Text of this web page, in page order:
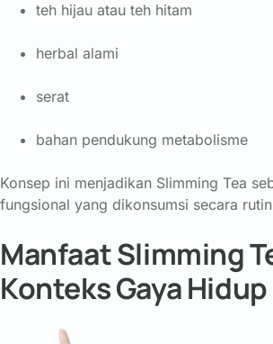
teh hijau atau teh hitam
herbal alami
serat
bahan pendukung metabolisme
Konsep ini menjadikan Slimming Tea
fungsional yang dikonsumsi secara
Manfaat Slimming
Konteks Gaya